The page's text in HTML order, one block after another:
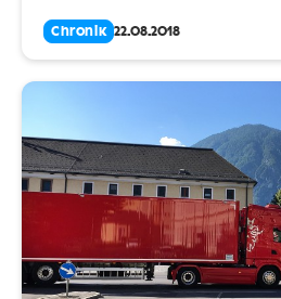
Chronik 22.08.2018